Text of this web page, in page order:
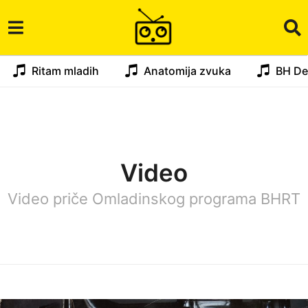
Ritam mladih Anatomija zvuka BH
Video
Video priče Omladinskog programa BHRT